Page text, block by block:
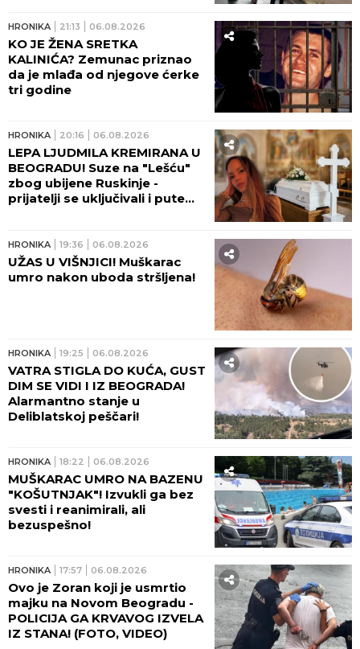
HRONIKA 21:13 06.08.2026
KO JE ŽENA SRETKA
KALINIĆA? Zemunac priznao
da je mlađa od njegove ćerke
tri godine
HRONIKA 20:16 06.08.2026
LEPA LJUDMILA KREMIRANA U
BEOGRADU! Suze na "Lešću"
zbog ubijene Ruskinje -
prijatelji se uključivali i putem
HRONIKA 19:36 06.08.2026
UŽAS U VIŠNJICI! Muškarac
umro nakon uboda stršljena!
HRONIKA 19:25 06.08.2026
VATRA STIGLA DO KUĆA, GUST
DIM SE VIDI I IZ BEOGRADA!
Alarmantno stanje u
Deliblatskoj peščari!
HRONIKA 18:22 06.08.2026
MUŠKARAC UMRO NA BAZENU
"KOŠUTNJAK"! Izvukli ga bez
svesti i reanimirali, ali
bezuspešno!
HRONIKA 17:57 06.08.2026
Ovo je Zoran koji je usmrtio
majku na Novom Beogradu -
POLICIJA GA KRVAVOG IZVELA
IZ STANA! (FOTO, VIDEO)